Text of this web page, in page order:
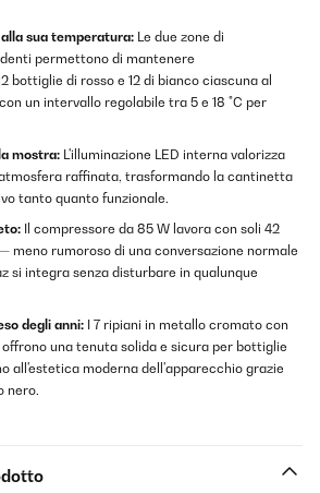
sua temperatura: Le due zone di
permettono di mantenere
bottiglie di rosso e 12 di bianco ciascuna al
un intervallo regolabile tra 5 e 18 °C per
mostra: L'illuminazione LED interna valorizza
raffinata, trasformando la cantinetta
tanto quanto funzionale.
Il compressore da 85 W lavora con soli 42
meno rumoroso di una conversazione normale
si integra senza disturbare in qualunque
degli anni: I 7 ripiani in metallo cromato con
una tenuta solida e sicura per bottiglie
all'estetica moderna dell'apparecchio grazie
nero.